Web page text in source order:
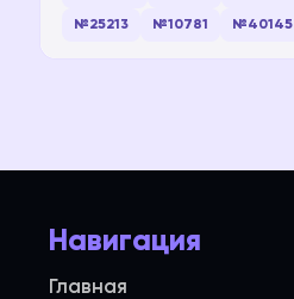
№25213 №10781 №40145
Навигация
Главная